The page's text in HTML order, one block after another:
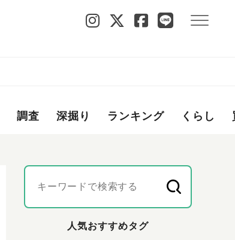
調査 深掘り ランキング くらし
人気おすすめタグ